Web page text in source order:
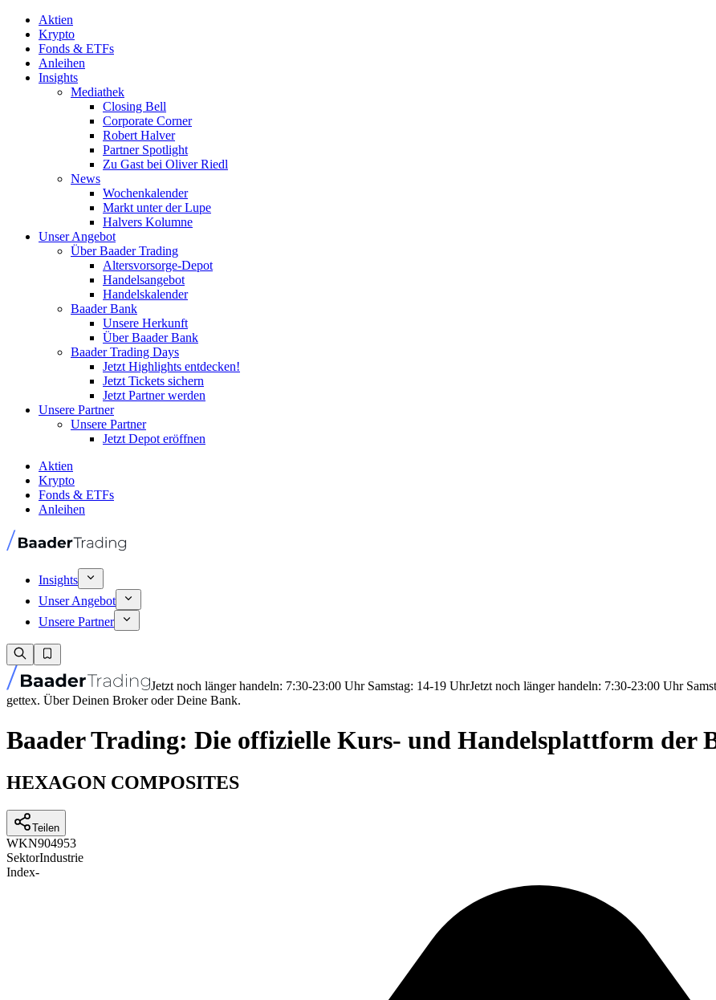
Aktien
Krypto
Fonds & ETFs
Anleihen
Insights
Mediathek
Closing Bell
Corporate Corner
Robert Halver
Partner Spotlight
Zu Gast bei Oliver Riedl
News
Wochenkalender
Markt unter der Lupe
Halvers Kolumne
Unser Angebot
Über Baader Trading
Altersvorsorge-Depot
Handelsangebot
Handelskalender
Baader Bank
Unsere Herkunft
Über Baader Bank
Baader Trading Days
Jetzt Highlights entdecken!
Jetzt Tickets sichern
Jetzt Partner werden
Unsere Partner
Unsere Partner
Jetzt Depot eröffnen
Aktien
Krypto
Fonds & ETFs
Anleihen
Insights
Unser Angebot
Unsere Partner
Jetzt noch länger handeln: 7:30-23:00 Uhr Samstag: 14-19 UhrJetzt noch länger handeln: 7:30-23:00 Uhr
gettex. Über Deinen Broker oder Deine Bank.
Baader Trading: Die offizielle Kurs- und Handelsplattform der
HEXAGON COMPOSITES
Teilen
WKN904953
SektorIndustrie
Index-